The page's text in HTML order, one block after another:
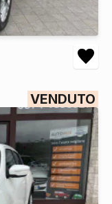
VENDUTO